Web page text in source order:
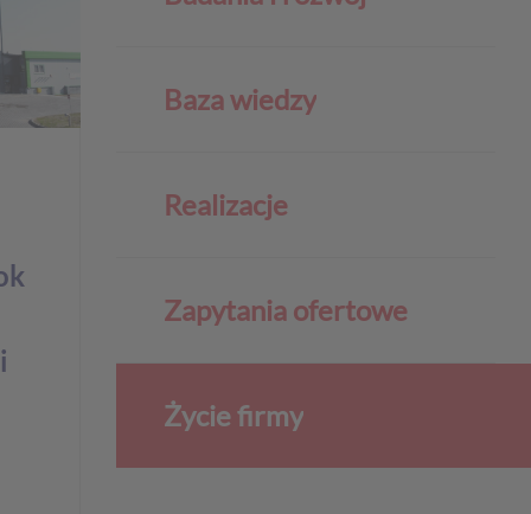
Baza wiedzy
Realizacje
Zapytania ofertowe
Życie firmy